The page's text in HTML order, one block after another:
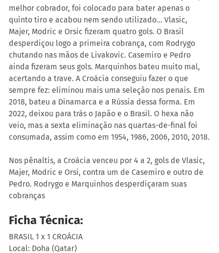
melhor cobrador, foi colocado para bater apenas o
quinto tiro e acabou nem sendo utilizado... Vlasic,
Majer, Modric e Orsic fizeram quatro gols. O Brasil
desperdiçou logo a primeira cobrança, com Rodrygo
chutando nas mãos de Livakovic. Casemiro e Pedro
ainda fizeram seus gols. Marquinhos bateu muito mal,
acertando a trave. A Croácia conseguiu fazer o que
sempre fez: eliminou mais uma seleção nos penais. Em
2018, bateu a Dinamarca e a Rússia dessa forma. Em
2022, deixou para trás o Japão e o Brasil. O hexa não
veio, mas a sexta eliminação nas quartas-de-final foi
consumada, assim como em 1954, 1986, 2006, 2010, 2018.
Nos pênaltis, a Croácia venceu por 4 a 2, gols de Vlasic,
Majer, Modric e Orsi, contra um de Casemiro e outro de
Pedro. Rodrygo e Marquinhos desperdiçaram suas
cobranças
Ficha Técnica:
BRASIL 1 x 1 CROÁCIA
Local: Doha (Qatar)